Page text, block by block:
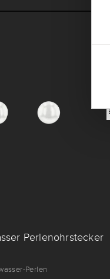
Perlenohrstecker
Perlen